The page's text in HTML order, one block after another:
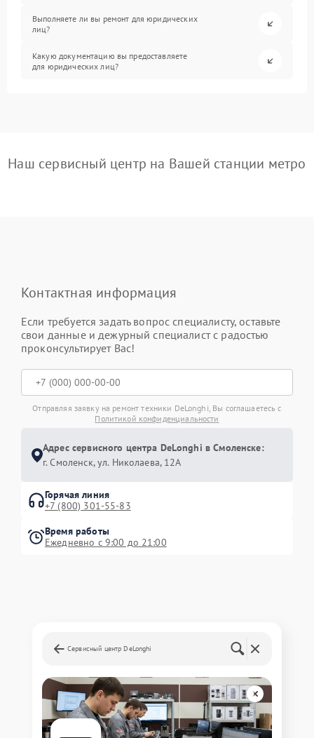
Выполняете ли вы ремонт для юридических
лиц?
Какую документацию вы предоставляете
для юридических лиц?
Наш сервисный центр на Вашей станции метро
Контактная информация
Если требуется задать вопрос специалисту, оставьте
свои данные и дежурный специалист с радостью
проконсультирует Вас!
Отправляя заявку на ремонт техники DeLonghi, Вы соглашаетесь с
Политикой конфиденциальности
Адрес сервисного центра DeLonghi в Смоленске:
г. Смоленск, ул. Николаева, 12А
Горячая линия
+7 (800) 301-55-83
Время работы
Ежедневно с 9:00 до 21:00
Сервисный центр DeLonghi